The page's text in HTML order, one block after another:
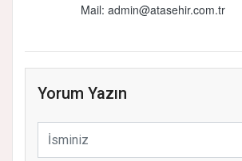
Mail: admin@atasehir.com.tr
Yorum Yazın